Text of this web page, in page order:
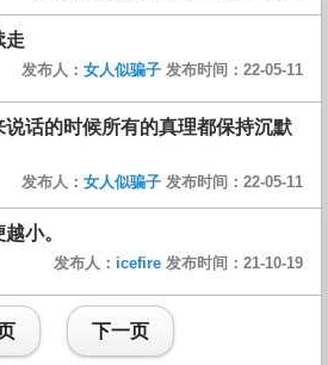
走
发布人： 女人似骗子 发布时间：22-05-11
说话的时候所有的真理都保持沉默
发布人： 女人似骗子 发布时间：22-05-11
小。
发布人： icefire 发布时间：21-10-19
下一页